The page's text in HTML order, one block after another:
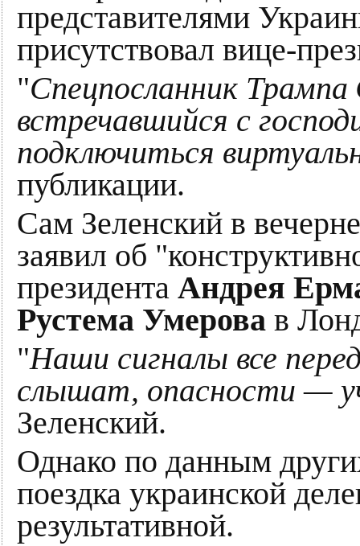
представителями
присутствовал вице-
"Спецпосланник Трампа
встречавшийся с
подключиться
публикации.
Сам Зеленский в
заявил об
президента Андрея
Рустема Умерова в
"Наши сигналы все
слышат, опасности —
Зеленский.
Однако по данным
поездка украинской
результативной.